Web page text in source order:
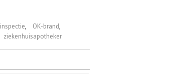
inspectie, OK-brand,
ziekenhuisapotheker